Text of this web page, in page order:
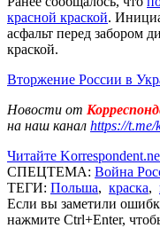
красной краской.
асфальт перед забором
краской.
Вторжение России в
Новости от
на наш канал https://t.me/
Читайте
СПЕЦТЕМА: Война
ТЕГИ: Польша, краска,
Если вы заметили
нажмите Ctrl+Enter,